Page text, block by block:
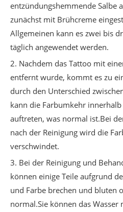
entzündungshemmende Salbe
zunächst mit Brühcreme
Allgemeinen kann es zwei bis
täglich angewendet werden.
2. Nachdem das Tattoo mit
entfernt wurde, kommt es zu
durch den Unterschied
kann die Farbumkehr
auftreten, was normal ist.Bei
nach der Reinigung wird die
verschwindet.
3. Bei der Reinigung und
können einige Teile aufgrund
und Farbe brechen und bluten
normal.Sie können das Wasser